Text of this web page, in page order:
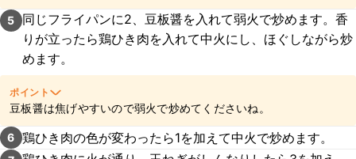
う。
5
同じフライパンに2、豆板醤を入れて弱火で炒めます。香
りが立ったら鶏ひき肉を入れて中火にし、ほぐしながら炒
めます。
ポイント
豆板醤は焦げやすいので弱火で炒めてくださいね。
6 鶏ひき肉の色が変わったら1を加えて中火で炒めます。